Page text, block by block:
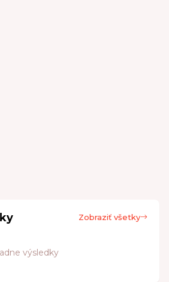
Zobraziť všetky
výsledky